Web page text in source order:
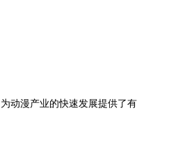
动漫产业的快速发展提供了有